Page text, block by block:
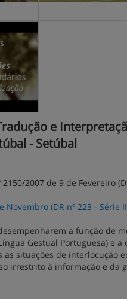
e
- Setúbal
2007 de 9 de Fevereiro
Novembro (DR nº 223 - Série
a função de
Gestual Portuguesa) e
situações de interlocução
irrestrito à informação e da